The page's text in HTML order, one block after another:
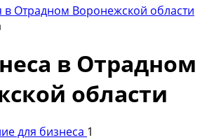
Отрадном Воронежской области
в Отрадном
области
для бизнеса 1